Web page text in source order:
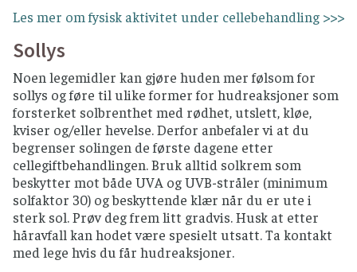
Les mer om fysisk aktivitet under cellebehandling >>>
Sollys
Noen legemidler kan gjøre huden mer følsom for
sollys og føre til ulike former for hudreaksjoner som
forsterket solbrenthet med rødhet, utslett, kløe,
kviser og/eller hevelse. Derfor anbefaler vi at du
begrenser solingen de første dagene etter
cellegiftbehandlingen. Bruk alltid solkrem som
beskytter mot både UVA og UVB-stråler (minimum
solfaktor 30) og beskyttende klær når du er ute i
sterk sol. Prøv deg frem litt gradvis. Husk at etter
håravfall kan hodet være spesielt utsatt. Ta kontakt
med lege hvis du får hudreaksjoner.